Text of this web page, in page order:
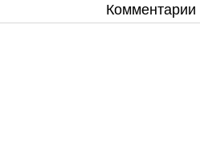
Комментарии